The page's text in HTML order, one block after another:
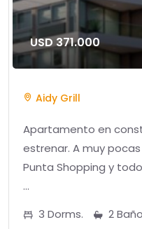
USD 371.000
Aidy Grill
Apartamento en
estrenar. A muy
Punta Shopping y
...
3 Dorms.
2